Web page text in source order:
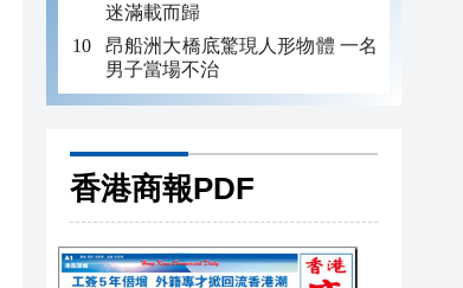
迷滿載而歸
昂船洲大橋底驚現人形物體 一名
男子當場不治
香港商報PDF